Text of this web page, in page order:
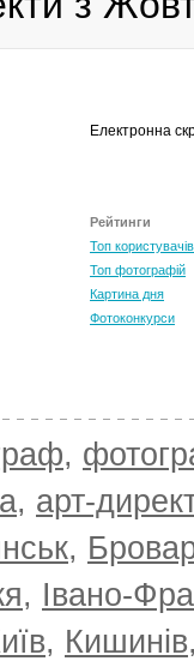
Електронна
Рейтинги
Топ користувачів
Топ фотографій
Картина дня
Фотоконкурси
,
, арт-
,
, Івано-
, Кишинів